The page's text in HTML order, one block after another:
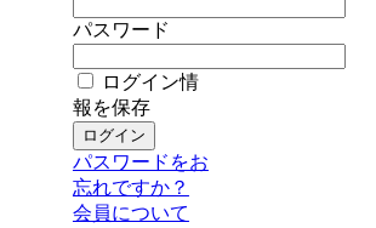
パスワード
ログイン情
報を保存
パスワードをお
忘れですか？
会員について